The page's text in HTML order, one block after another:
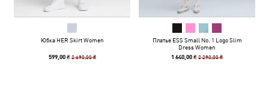
Юбка HER Skirt Women
599,00 ₴ 2 690,00 ₴
Платье ESS Small No. 1 Logo Slim
Dress Women
1 640,00 ₴2 290,00 ₴